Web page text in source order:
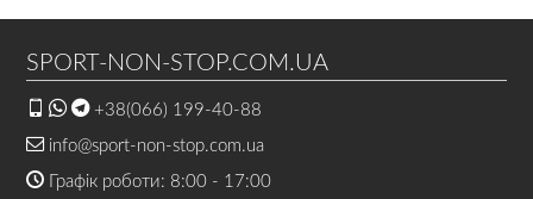
SPORT-NON-STOP.COM.UA
+38(066) 199-40-88
info@sport-non-stop.com.ua
Графік роботи: 8:00 - 17:00